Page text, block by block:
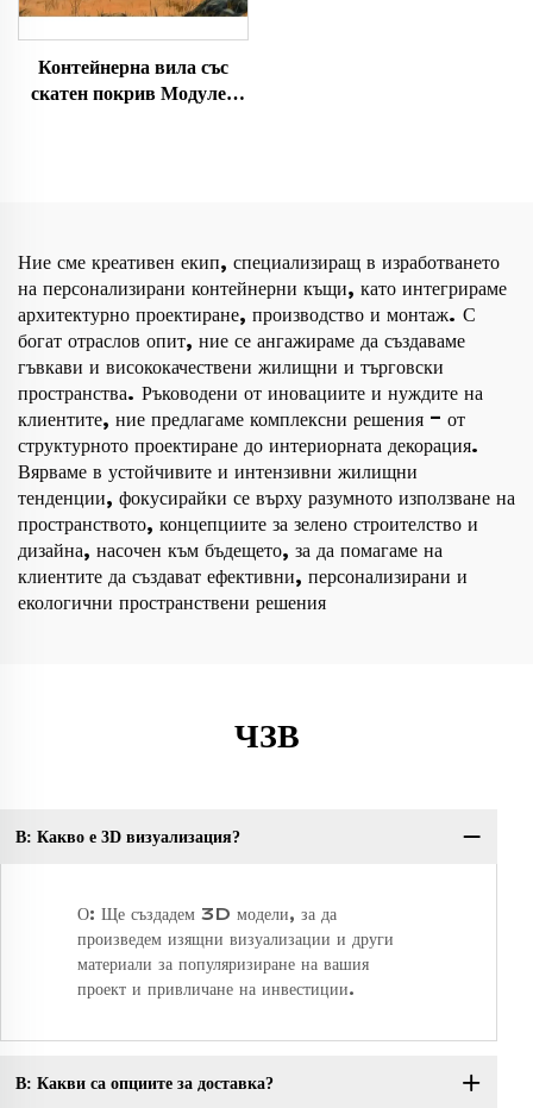
Контейнерна вила със
скатен покрив Модулен
Ние сме креативен екип, специализиращ в изработването
на персонализирани контейнерни къщи, като интегрираме
архитектурно проектиране, производство и монтаж. С
богат отраслов опит, ние се ангажираме да създаваме
гъвкави и висококачествени жилищни и търговски
пространства. Ръководени от иновациите и нуждите на
клиентите, ние предлагаме комплексни решения – от
структурното проектиране до интериорната декорация.
Вярваме в устойчивите и интензивни жилищни
тенденции, фокусирайки се върху разумното използване на
пространството, концепциите за зелено строителство и
дизайна, насочен към бъдещето, за да помагаме на
клиентите да създават ефективни, персонализирани и
екологични пространствени решения
ЧЗВ
В: Какво е 3D визуализация?
О: Ще създадем 3D модели, за да
произведем изящни визуализации и други
материали за популяризиране на вашия
проект и привличане на инвестиции.
В: Какви са опциите за доставка?